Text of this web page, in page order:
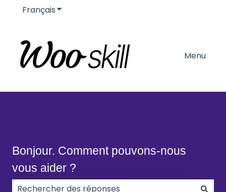
FrançaisAfficher le sous-menu pour les traductions
Menu
Bonjour. Comment pouvons-nous
vous aider ?